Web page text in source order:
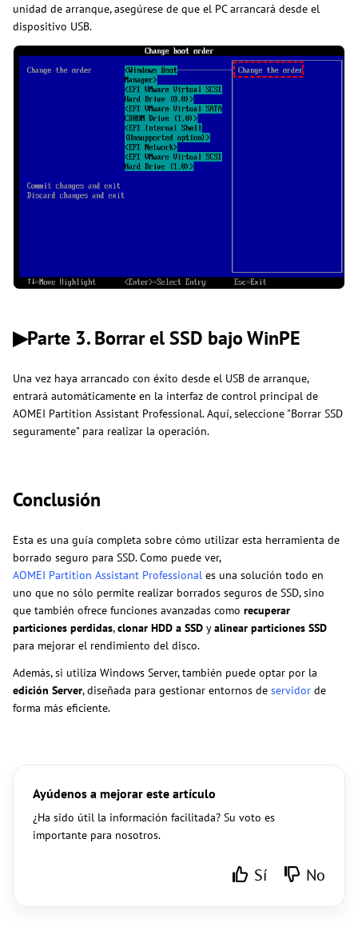
unidad de arranque, asegúrese de que el PC arrancará desde el
dispositivo USB.
▶Parte 3. Borrar el SSD bajo WinPE
Una vez haya arrancado con éxito desde el USB de arranque,
entrará automáticamente en la interfaz de control principal de
AOMEI Partition Assistant Professional. Aquí, seleccione "Borrar SSD
seguramente" para realizar la operación.
Conclusión
Esta es una guía completa sobre cómo utilizar esta herramienta de
borrado seguro para SSD. Como puede ver,
AOMEI Partition Assistant Professional es una solución todo en
uno que no sólo permite realizar borrados seguros de SSD, sino
que también ofrece funciones avanzadas como recuperar
particiones perdidas,clonar HDD a SSD yalinear particiones SSD
para mejorar el rendimiento del disco.
Además, si utiliza Windows Server, también puede optar por la
edición Server, diseñada para gestionar entornos de servidor de
forma más eficiente.
Ayúdenos a mejorar este artículo
¿Ha sido útil la información facilitada? Su voto es
importante para nosotros.
Sí No